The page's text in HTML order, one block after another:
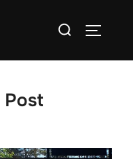
Search
Post